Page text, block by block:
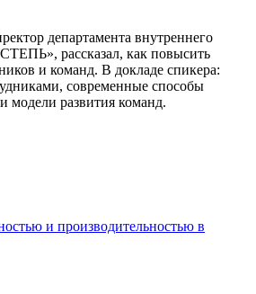
департамента внутреннего
рассказал, как повысить
и команд. В докладе спикера:
современные способы
модели развития команд.
и производительностью в